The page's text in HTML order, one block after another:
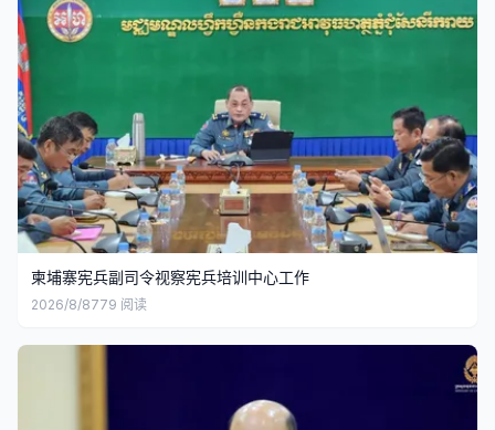
柬埔寨宪兵副司令视察宪兵培训中心工作
2026/8/8779 阅读